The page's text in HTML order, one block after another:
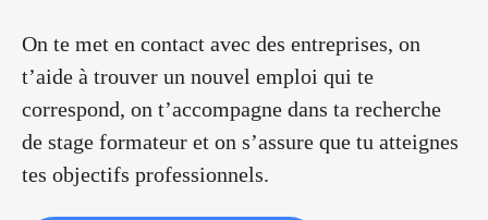
On te met en contact avec des entreprises, on
t’aide à trouver un nouvel emploi qui te
correspond, on t’accompagne dans ta recherche
de stage formateur et on s’assure que tu atteignes
tes objectifs professionnels.